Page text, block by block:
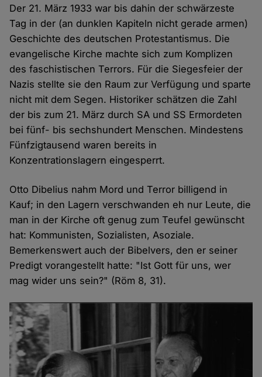
Der 21. März 1933 war bis dahin der schwärzeste
Tag in der (an dunklen Kapiteln nicht gerade armen)
Geschichte des deutschen Protestantismus. Die
evangelische Kirche machte sich zum Komplizen
des faschistischen Terrors. Für die Siegesfeier der
Nazis stellte sie den Raum zur Verfügung und sparte
nicht mit dem Segen. Historiker schätzen die Zahl
der bis zum 21. März durch SA und SS Ermordeten
bei fünf- bis sechshundert Menschen. Mindestens
Fünfzigtausend waren bereits in
Konzentrationslagern eingesperrt.
Otto Dibelius nahm Mord und Terror billigend in
Kauf; in den Lagern verschwanden eh nur Leute, die
man in der Kirche oft genug zum Teufel gewünscht
hat: Kommunisten, Sozialisten, Asoziale.
Bemerkenswert auch der Bibelvers, den er seiner
Predigt vorangestellt hatte: "Ist Gott für uns, wer
mag wider uns sein?" (Röm 8, 31).